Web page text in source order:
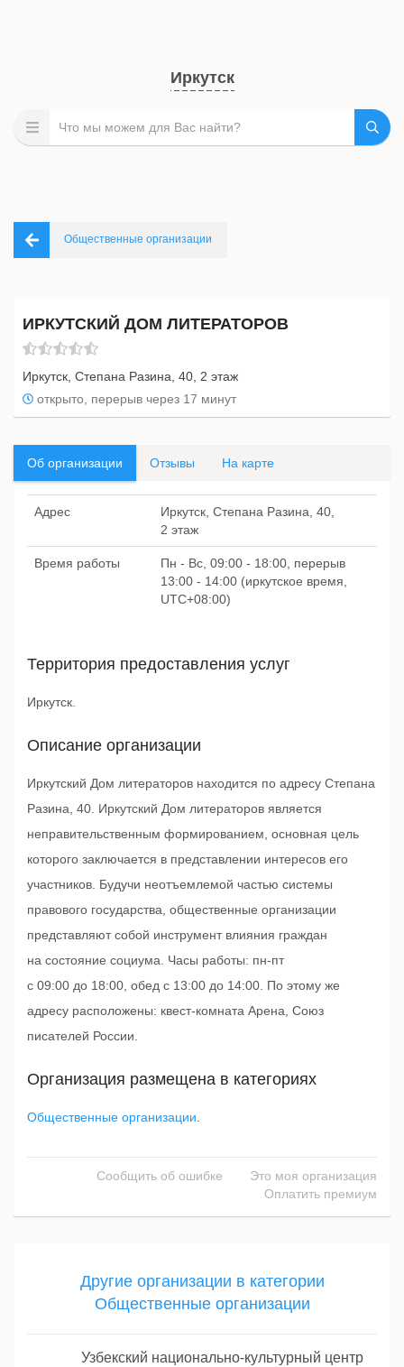
Иркутск
Общественные организации
ИРКУТСКИЙ ДОМ ЛИТЕРАТОРОВ
Иркутск, Степана Разина, 40, 2 этаж
открыто, перерыв через 17 минут
Об организации Отзывы На карте
Адрес
Иркутск, Степана Разина, 40,
2 этаж
Время работы
Пн - Вс, 09:00 - 18:00, перерыв
13:00 - 14:00 (иркутское время,
UTC+08:00)
Территория предоставления услуг
Иркутск.
Описание организации
Иркутский Дом литераторов находится по адресу Степана
Разина, 40. Иркутский Дом литераторов является
неправительственным формированием, основная цель
которого заключается в представлении интересов его
участников. Будучи неотъемлемой частью системы
правового государства, общественные организации
представляют собой инструмент влияния граждан
на состояние социума. Часы работы: пн-пт
с 09:00 до 18:00, обед с 13:00 до 14:00. По этому же
адресу расположены: квест-комната Арена, Союз
писателей России.
Организация размещена в категориях
Общественные организации
Сообщить об ошибке
Это моя организация
Оплатить премиум
Другие организации в категории
Общественные организации
Узбекский национально-культурный центр